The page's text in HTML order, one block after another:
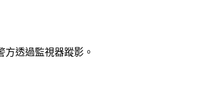
透過監視器蹤影。